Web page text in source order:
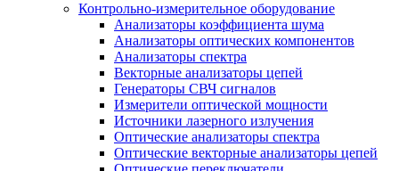
Контрольно-измерительное оборудование
Анализаторы коэффициента шума
Анализаторы оптических компонентов
Анализаторы спектра
Векторные анализаторы цепей
Генераторы СВЧ сигналов
Измерители оптической мощности
Источники лазерного излучения
Оптические анализаторы спектра
Оптические векторные анализаторы цепей